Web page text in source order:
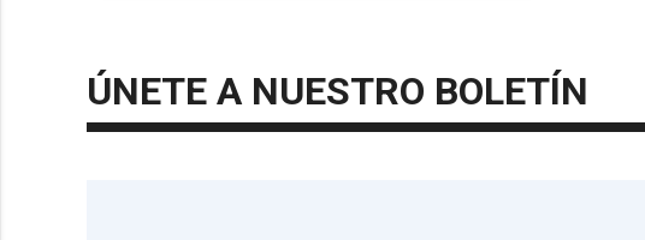
ÚNETE A NUESTRO BOLETÍN